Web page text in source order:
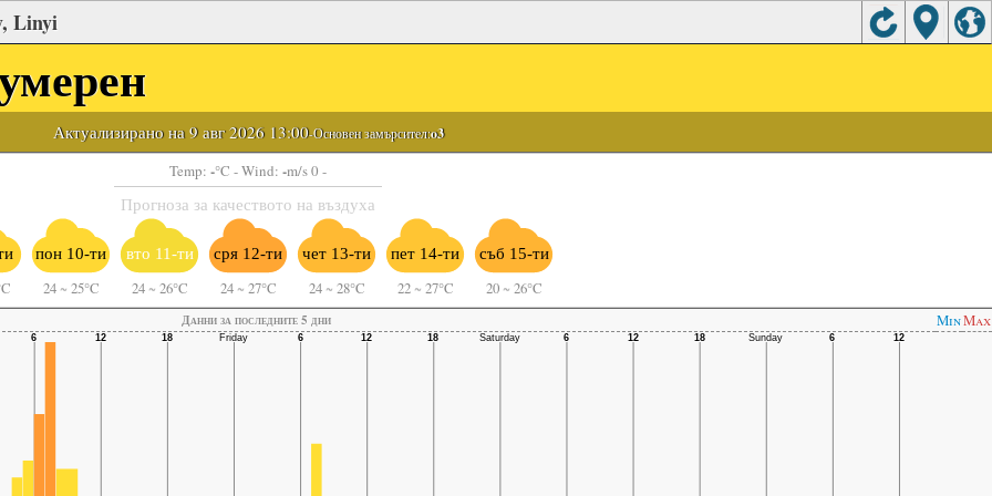
Linyi
Актуализирано на 9 авг 2026 13:00-Основен замърсител:o3
Temp: -°C - Wind: -m/s 0 -
Прогноза за качеството на въздуха
пон 10-ти
24 ~ 25°C
вто 11-ти
24 ~ 26°C
сря 12-ти
24 ~ 27°C
чет 13-ти
24 ~ 28°C
пет 14-ти
22 ~ 27°C
съб 15-ти
20 ~ 26°C
Данни за последните 5 дни MinMax